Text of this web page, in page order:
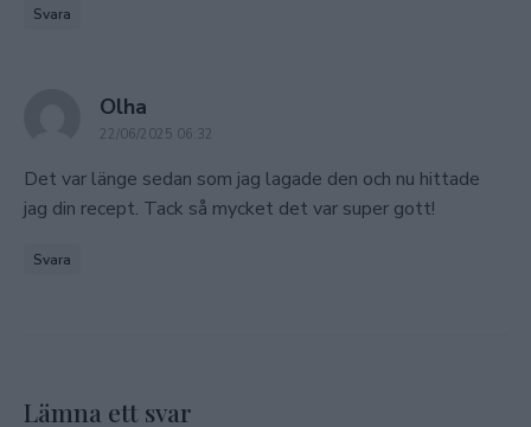
Svara
Olha
22/06/2025 06:32
Det var länge sedan som jag lagade den och nu hittade
jag din recept. Tack så mycket det var super gott!
Svara
Lämna ett svar